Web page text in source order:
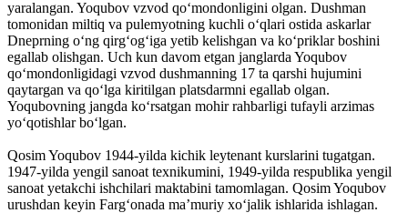
yaralangan. Yoqubov vzvod qoʻmondonligini olgan. Dushman
tomonidan miltiq va pulemyotning kuchli oʻqlari ostida askarlar
Dneprning oʻng qirgʻogʻiga yetib kelishgan va koʻpriklar boshini
egallab olishgan. Uch kun davom etgan janglarda Yoqubov
qo‘mondonligidagi vzvod dushmanning 17 ta qarshi hujumini
qaytargan va qo‘lga kiritilgan platsdarmni egallab olgan.
Yoqubovning jangda koʻrsatgan mohir rahbarligi tufayli arzimas
yo‘qotishlar bo‘lgan.
Qosim Yoqubov 1944-yilda kichik leytenant kurslarini tugatgan.
1947-yilda yengil sanoat texnikumini, 1949-yilda respublika yengil
sanoat yetakchi ishchilari maktabini tamomlagan. Qosim Yoqubov
urushdan keyin Fargʻonada maʼmuriy xoʻjalik ishlarida ishlagan.